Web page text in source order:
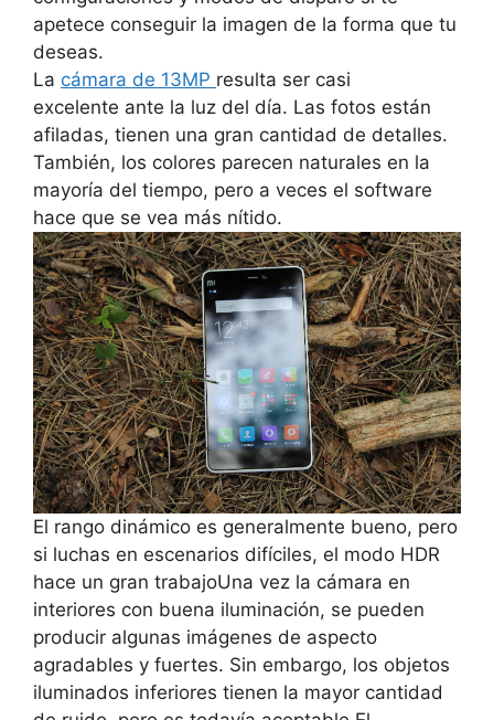
apetece conseguir la imagen de la forma que tu
deseas.
La cámara de 13MP resulta ser casi
excelente ante la luz del día. Las fotos están
afiladas, tienen una gran cantidad de detalles.
También, los colores parecen naturales en la
mayoría del tiempo, pero a veces el software
hace que se vea más nítido.
El rango dinámico es generalmente bueno, pero
si luchas en escenarios difíciles, el modo HDR
hace un gran trabajoUna vez la cámara en
interiores con buena iluminación, se pueden
producir algunas imágenes de aspecto
agradables y fuertes. Sin embargo, los objetos
iluminados inferiores tienen la mayor cantidad